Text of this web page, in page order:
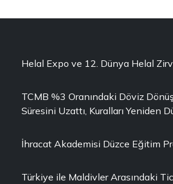
Helal Expo ve 12. Dünya Helal
TCMB %3 Oranındaki Döviz
Süresini Uzattı, Kuralları Yeniden
İhracat Akademisi Düzce Eğitim
Türkiye ile Maldivler Arasındaki